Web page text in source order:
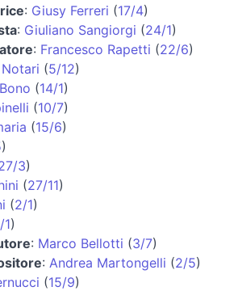
: Giusy Ferreri (17/4)
: Giuliano Sangiorgi (24/1)
: Francesco Rapetti (22/6)
(5/12)
(14/1)
(10/7)
(15/6)
)
3)
(27/11)
(2/1)
1)
: Marco Bellotti (3/7)
: Andrea Martongelli (2/5)
(15/9)